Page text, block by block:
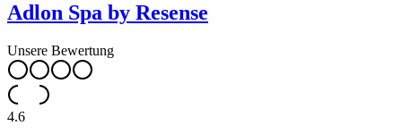
Adlon Spa by Resense
Unsere Bewertung
4.6